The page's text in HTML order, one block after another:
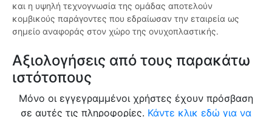
και η υψηλή τεχνογνωσία της ομάδας αποτελούν
κομβικούς παράγοντες που εδραίωσαν την εταιρεία ως
σημείο αναφοράς στον χώρο της ονυχοπλαστικής.
Αξιολογήσεις από τους παρακάτω
ιστότοπους
Μόνο οι εγγεγραμμένοι χρήστες έχουν πρόσβαση
σε αυτές τις πληροφορίες. Κάντε κλικ εδώ για να